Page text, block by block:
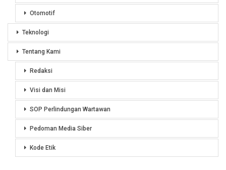
Otomotif
Teknologi
Tentang Kami
Redaksi
Visi dan Misi
SOP Perlindungan Wartawan
Pedoman Media Siber
Kode Etik